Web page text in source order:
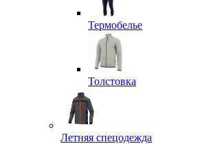
Термобелье
Толстовка
Летняя спецодежда